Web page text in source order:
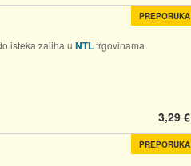
isteka zaliha u NTLtrgovinama
3,29 €
PREPORUKA
PREPORUKA